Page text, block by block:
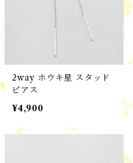
2way ホウキ星 スタッド
ピアス
¥4,900